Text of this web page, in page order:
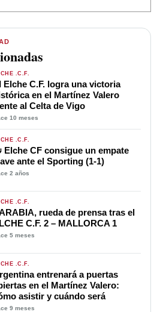
.C.F.
Elche C.F. logra una victoria
en el Martínez Valero
al Celta de Vigo
10 meses
.C.F.
Elche CF consigue un empate
ante el Sporting (1-1)
2 años
.C.F.
rueda de prensa tras el
C.F. 2 – MALLORCA 1
5 meses
.C.F.
entrenará a puertas
en el Martínez Valero:
asistir y cuándo será
9 meses